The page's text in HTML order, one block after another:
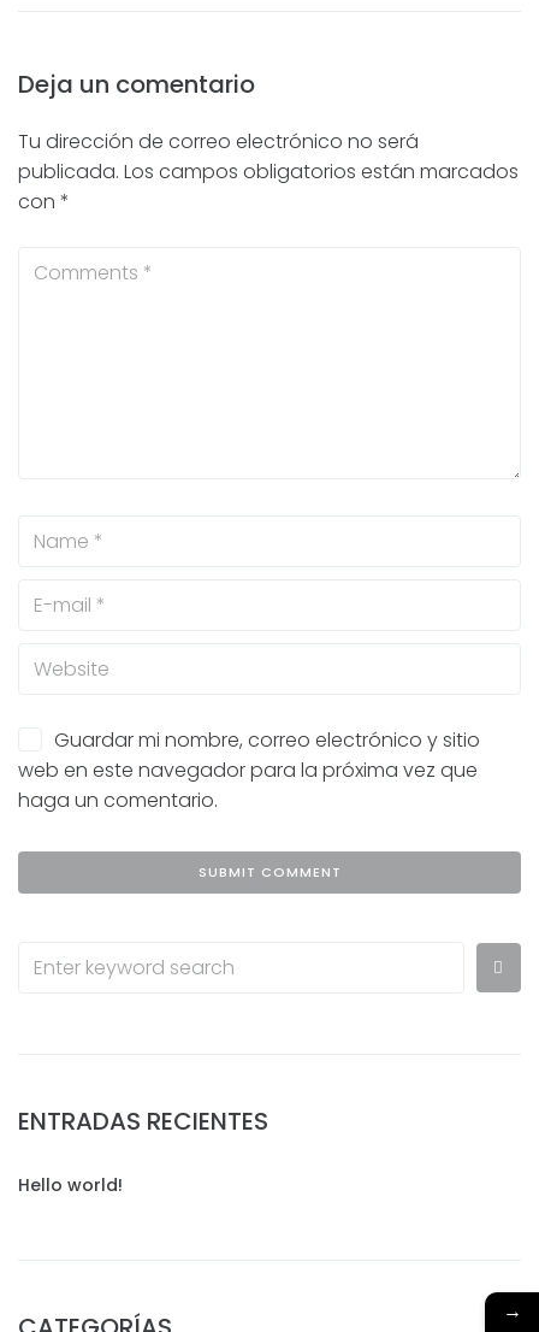
Deja un comentario
Tu dirección de correo electrónico no será
publicada. Los campos obligatorios están marcados
con *
Guardar mi nombre, correo electrónico y sitio
web en este navegador para la próxima vez que
haga un comentario.
ENTRADAS RECIENTES
Hello world!
→